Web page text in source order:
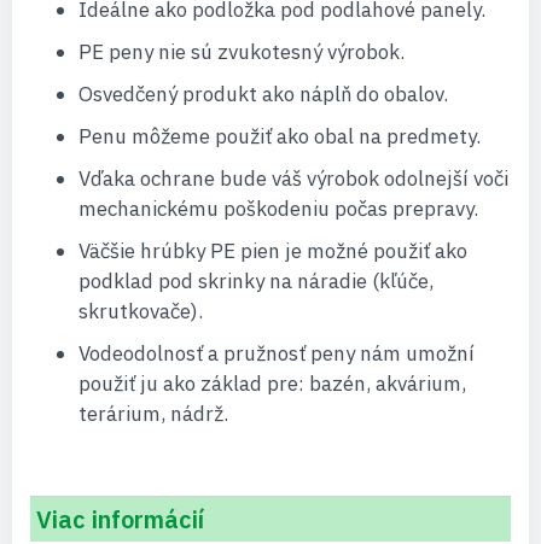
Ideálne ako podložka pod podlahové panely.
PE peny nie sú zvukotesný výrobok.
Osvedčený produkt ako náplň do obalov.
Penu môžeme použiť ako obal na predmety.
Vďaka ochrane bude váš výrobok odolnejší voči
mechanickému poškodeniu počas prepravy.
Väčšie hrúbky PE pien je možné použiť ako
podklad pod skrinky na náradie (kľúče,
skrutkovače).
Vodeodolnosť a pružnosť peny nám umožní
použiť ju ako základ pre: bazén, akvárium,
terárium, nádrž.
Viac informácií